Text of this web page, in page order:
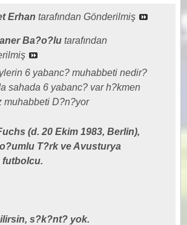
Erhan tarafından Gönderilmiş
Ba?o?lu tarafından
6 yabanc? muhabbeti nedir?
sahada 6 yabanc? var h?kmen
muhabbeti D?n?yor
(d. 20 Ekim 1983, Berlin),
T?rk ve Avusturya
futbolcu.
s?k?nt? yok.